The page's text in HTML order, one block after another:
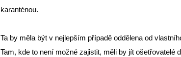
karanténou.
Ta by měla být v nejlepším případě oddělena od
Tam, kde to není možné zajistit, měli by jít ošetřovatelé